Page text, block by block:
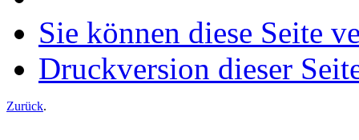
Sie können diese Seite
Druckversion dieser
Zurück.